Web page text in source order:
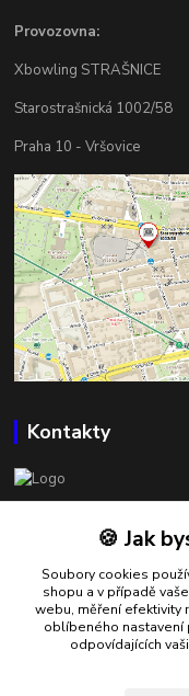
Provozovna:
Xbowling STRAŠNICE
Starostrašnická 1002/58
Praha 10 - Vršovice
Kontakty
Petr Mráček
+420
🍪 Jak
Soubory cookies
shopu a v případě
webu, měření efektivity
oblíbeného nastavení
odpovídajících